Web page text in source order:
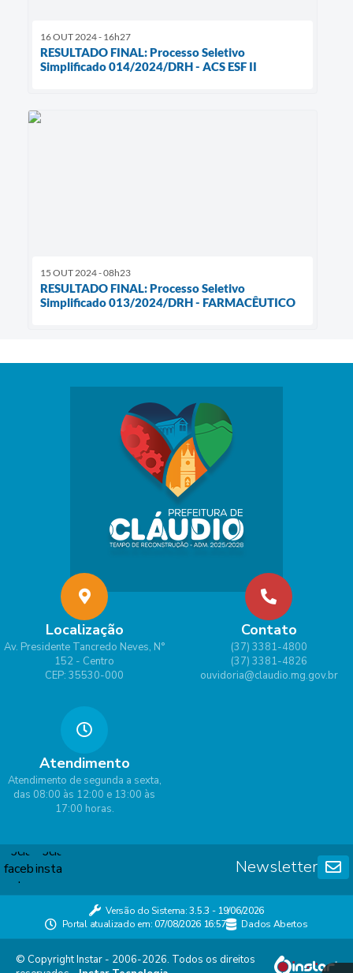
16 OUT 2024 - 16h27
RESULTADO FINAL: Processo Seletivo
Simplificado 014/2024/DRH - ACS ESF II
15 OUT 2024 - 08h23
RESULTADO FINAL: Processo Seletivo
Simplificado 013/2024/DRH - FARMACÊUTICO
Localização
Av. Presidente Tancredo Neves, N°
152 - Centro
CEP: 35530-000
Contato
(37) 3381-4800
(37) 3381-4826
ouvidoria@claudio.mg.gov.br
Atendimento
Atendimento de segunda a sexta,
das 08:00 às 12:00 e 13:00 às
17:00 horas.
Newsletter
Versão do Sistema:3.5.3 - 19/06/2026
Portal atualizado em:07/08/2026 16:57 Dados Abertos
© Copyright Instar - 2006-2026. Todos os direitos